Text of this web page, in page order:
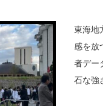
東海地
感を放
者デー
石な強